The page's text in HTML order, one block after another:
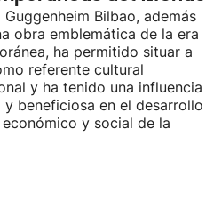
Guggenheim Bilbao, además
obra emblemática de la era
ha permitido situar a
referente cultural
y ha tenido una influencia
y beneficiosa en el desarrollo
y social de la